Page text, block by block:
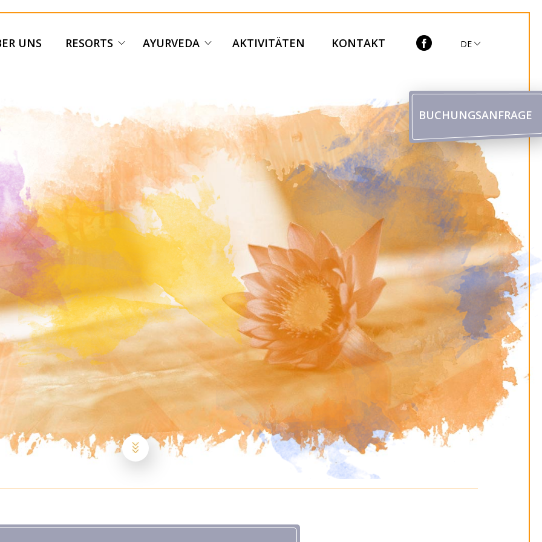
UNS RESORTS AYURVEDA AKTIVITÄTEN KONTAKT DE
BUCHUNGSANFRAGE